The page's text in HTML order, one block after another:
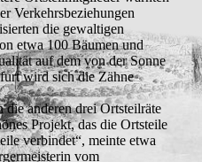
Verkehrsbeziehungen
die gewaltigen
etwa 100 Bäumen und
auf dem von der Sonne
wird sich die Zähne
anderen drei Ortsteilräte
Projekt, das die Ortsteile
verbindet“, meinte etwa
vom